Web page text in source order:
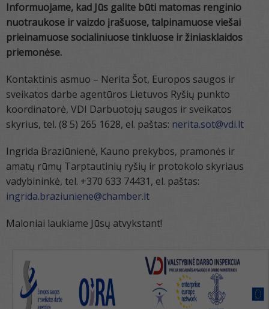
Informuojame, kad Jūs galite būti matomas renginio
nuotraukose ir vaizdo įrašuose, talpinamuose viešai
prieinamuose socialiniuose tinkluose ir žiniasklaidos
priemonėse.
Kontaktinis asmuo – Nerita Šot, Europos saugos ir
sveikatos darbe agentūros Lietuvos Ryšių punkto
koordinatorė, VDI Darbuotojų saugos ir sveikatos
skyrius, tel. (8 5) 265 1628, el. paštas: nerita.sot@vdi.lt
Ingrida Braziūnienė, Kauno prekybos, pramonės ir
amatų rūmų Tarptautinių ryšių ir protokolo skyriaus
vadybininkė, tel. +370 633 74431, el. paštas:
ingrida.braziuniene@chamber.lt
Maloniai laukiame Jūsų atvykstant!